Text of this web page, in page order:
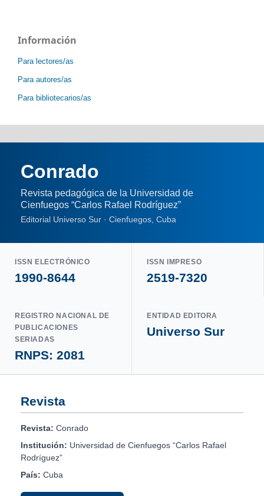
Información
Para lectores/as
Para autores/as
Para bibliotecarios/as
Conrado
Revista pedagógica de la Universidad de
Cienfuegos “Carlos Rafael Rodríguez”
Editorial Universo Sur · Cienfuegos, Cuba
ISSN ELECTRÓNICO
1990-8644
ISSN IMPRESO
2519-7320
REGISTRO NACIONAL DE
PUBLICACIONES
SERIADAS
RNPS: 2081
ENTIDAD EDITORA
Universo Sur
Revista
Revista: Conrado
Institución: Universidad de Cienfuegos “Carlos Rafael
Rodríguez”
País: Cuba